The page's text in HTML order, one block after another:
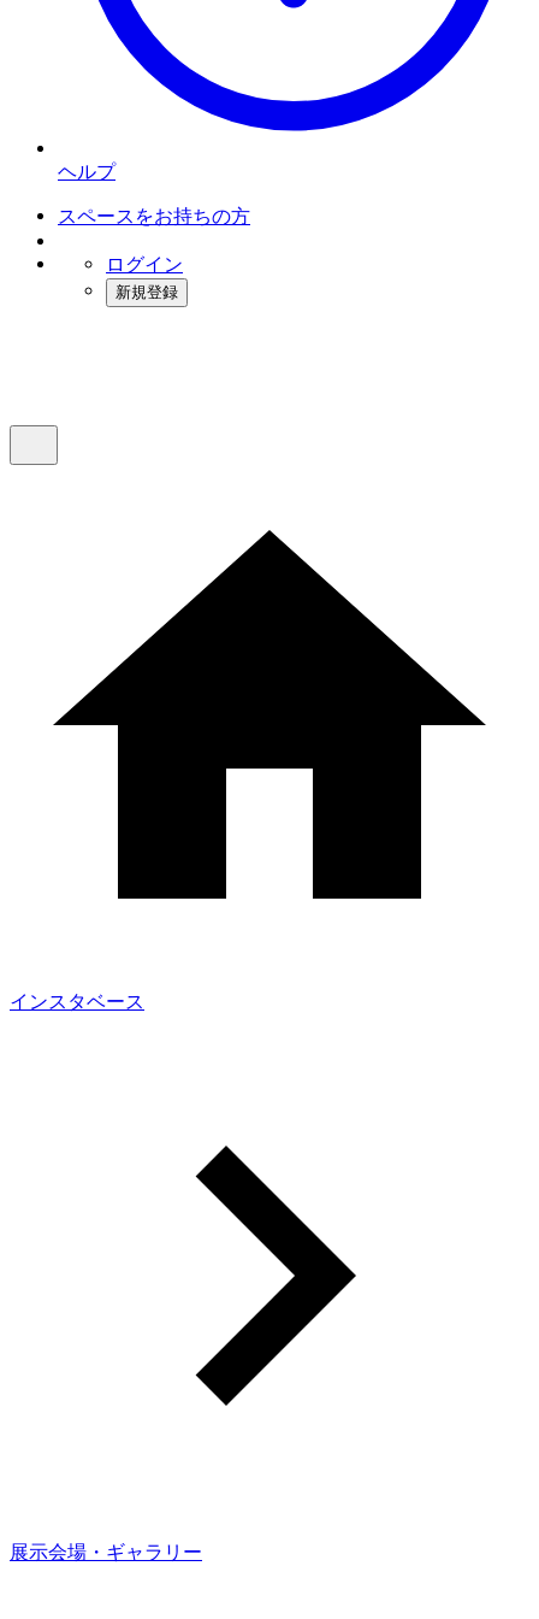
ヘルプ
スペースをお持ちの方
ログイン
新規登録
インスタベース
展示会場・ギャラリー